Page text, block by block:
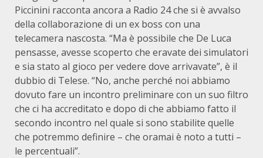
Piccinini racconta ancora a Radio 24 che si è avvalso
della collaborazione di un ex boss con una
telecamera nascosta. “Ma è possibile che De Luca
pensasse, avesse scoperto che eravate dei simulatori
e sia stato al gioco per vedere dove arrivavate”, è il
dubbio di Telese. “No, anche perché noi abbiamo
dovuto fare un incontro preliminare con un suo filtro
che ci ha accreditato e dopo di che abbiamo fatto il
secondo incontro nel quale si sono stabilite quelle
che potremmo definire – che oramai è noto a tutti –
le percentuali”.